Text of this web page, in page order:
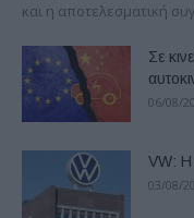
και η αποτελεσματική
Σε
06/08/
VW: Η
03/08/